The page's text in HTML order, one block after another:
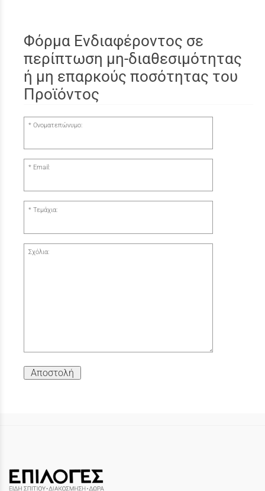
Φόρμα Ενδιαφέροντος σε
περίπτωση μη-διαθεσιμότητας
ή μη επαρκούς ποσότητας του
Προϊόντος
Ονοματεπώνυμο:
Email:
Τεμάχια:
Σχόλια:
Αποστολή